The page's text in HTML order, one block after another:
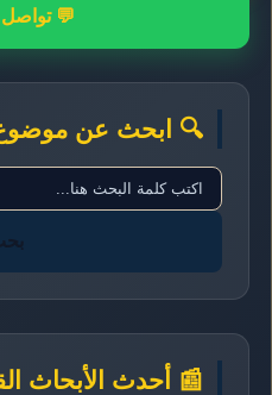
💬
🔍 ابحث عن موضوع
📰 أحدث الأبحاث